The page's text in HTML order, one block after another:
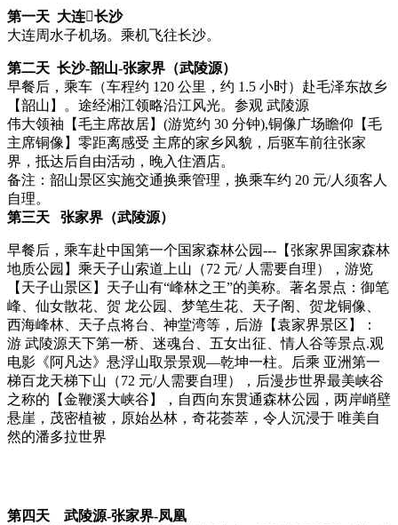
第一天 大连长沙
大连周水子机场。乘机飞往长沙。
第二天 长沙-韶山-张家界（武陵源）
早餐后，乘车（车程约 120 公里，约 1.5 小时）赴毛泽东故乡
【韶山】。途经湘江领略沿江风光。参观 武陵源
伟大领袖【毛主席故居】(游览约 30 分钟),铜像广场瞻仰【毛
主席铜像】零距离感受 主席的家乡风貌，后驱车前往张家
界，抵达后自由活动，晚入住酒店。
备注：韶山景区实施交通换乘管理，换乘车约 20 元/人须客人
自理。
第三天 张家界（武陵源）
早餐后，乘车赴中国第一个国家森林公园---【张家界国家森林
地质公园】乘天子山索道上山（72 元/ 人需要自理），游览
【天子山景区】天子山有“峰林之王”的美称。著名景点：御笔
峰、仙女散花、贺 龙公园、梦笔生花、天子阁、贺龙铜像、
西海峰林、天子点将台、神堂湾等，后游【袁家界景区】：
游 武陵源天下第一桥、迷魂台、五女出征、情人谷等景点.观
电影《阿凡达》悬浮山取景景观—乾坤一柱。后乘 亚洲第一
梯百龙天梯下山（72 元/人需要自理），后漫步世界最美峡谷
之称的【金鞭溪大峡谷】，自西向东贯通森林公园，两岸峭壁
悬崖，茂密植被，原始丛林，奇花荟萃，令人沉浸于 唯美自
然的潘多拉世界
第四天 武陵源-张家界-凤凰